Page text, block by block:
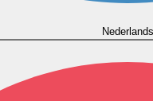
Nederlands